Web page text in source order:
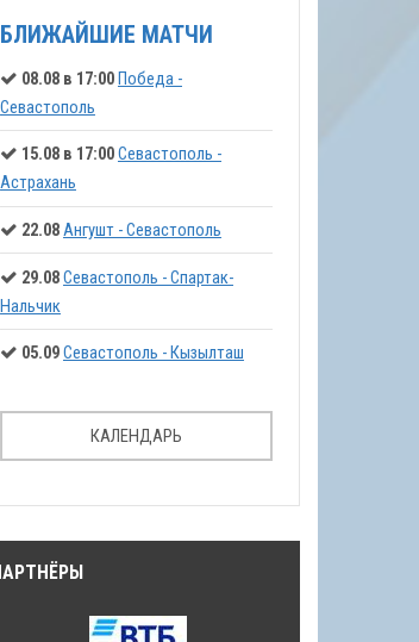
БЛИЖАЙШИЕ МАТЧИ
08.08 в 17:00Победа -
Севастополь
15.08 в 17:00Севастополь -
Астрахань
22.08Ангушт - Севастополь
29.08Севастополь - Спартак-
Нальчик
05.09Севастополь - Кызылташ
КАЛЕНДАРЬ